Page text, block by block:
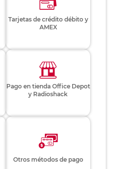
Tarjetas de crédito débito y
AMEX
Pago en tienda Office Depot
y Radioshack
Otros métodos de pago